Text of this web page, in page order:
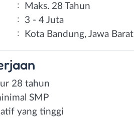
:
Maks. 28 Tahun
:
3 - 4 Juta
: Kota Bandung, Jawa Barat
28 tahun
SMP
yang tinggi